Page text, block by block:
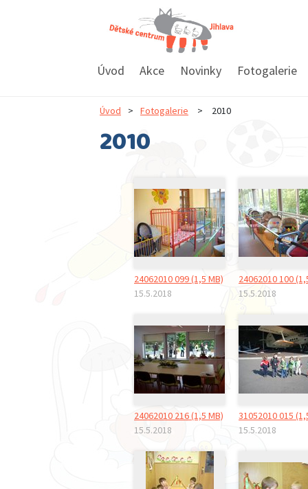
Úvod Akce Novinky Fotogalerie
Úvod > Fotogalerie > 2010
2010
24062010 099 (1,5 MB)
15.5.2018
24062010 100
15.5.2018
24062010 216 (1,5 MB)
15.5.2018
31052010 015
15.5.2018